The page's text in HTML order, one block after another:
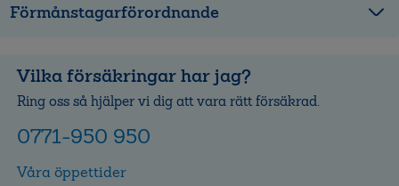
Förmånstagarförordnande
Vilka försäkringar har jag?
Ring oss så hjälper vi dig att vara rätt försäkrad.
0771-950 950
Våra öppettider